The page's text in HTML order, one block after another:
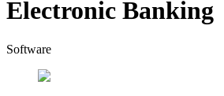
Electronic Banking
Software